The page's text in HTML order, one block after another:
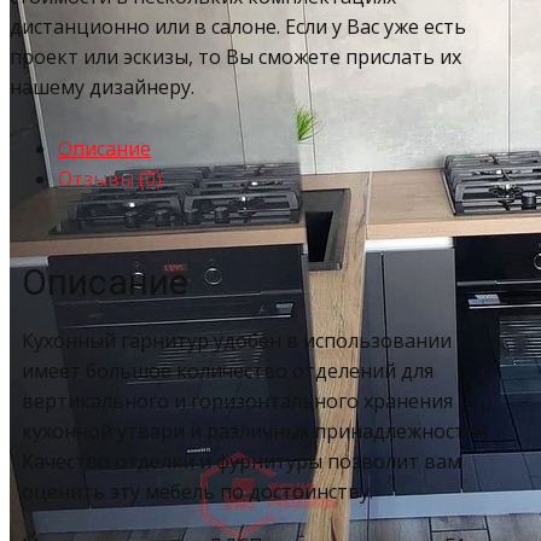
дистанционно или в салоне. Если у Вас уже есть
проект или эскизы, то Вы сможете прислать их
нашему дизайнеру.
Описание
Отзывы (0)
Описание
Кухонный гарнитур удобен в использовании –
имеет большое количество отделений для
вертикального и горизонтального хранения
кухонной утвари и различных принадлежностей.
Качество отделки и фурнитуры позволит вам
оценить эту мебель по достоинству.